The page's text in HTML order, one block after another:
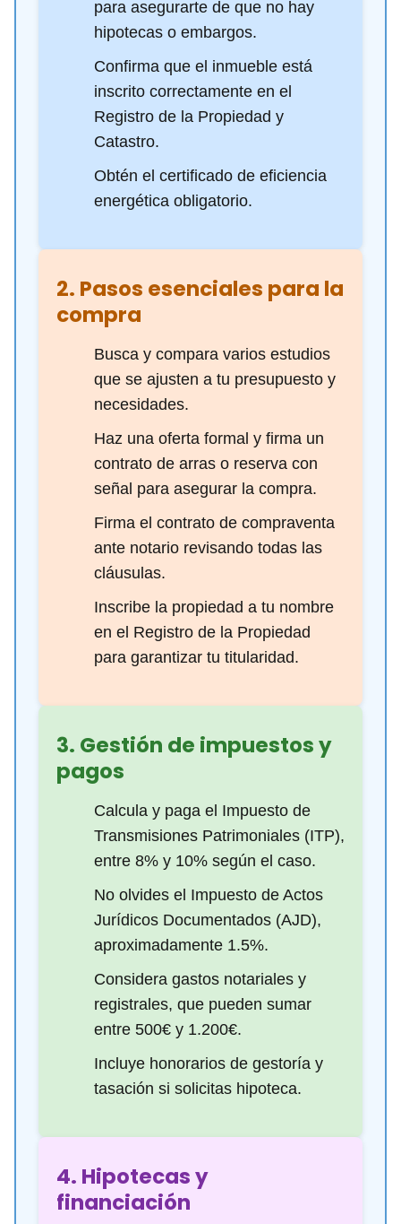
para asegurarte de que no hay
hipotecas o embargos.
Confirma que el inmueble está
inscrito correctamente en el
Registro de la Propiedad y
Catastro.
Obtén el certificado de eficiencia
energética obligatorio.
2. Pasos esenciales para la
compra
Busca y compara varios estudios
que se ajusten a tu presupuesto y
necesidades.
Haz una oferta formal y firma un
contrato de arras o reserva con
señal para asegurar la compra.
Firma el contrato de compraventa
ante notario revisando todas las
cláusulas.
Inscribe la propiedad a tu nombre
en el Registro de la Propiedad
para garantizar tu titularidad.
3. Gestión de impuestos y
pagos
Calcula y paga el Impuesto de
Transmisiones Patrimoniales (ITP),
entre 8% y 10% según el caso.
No olvides el Impuesto de Actos
Jurídicos Documentados (AJD),
aproximadamente 1.5%.
Considera gastos notariales y
registrales, que pueden sumar
entre 500€ y 1.200€.
Incluye honorarios de gestoría y
tasación si solicitas hipoteca.
4. Hipotecas y
financiación